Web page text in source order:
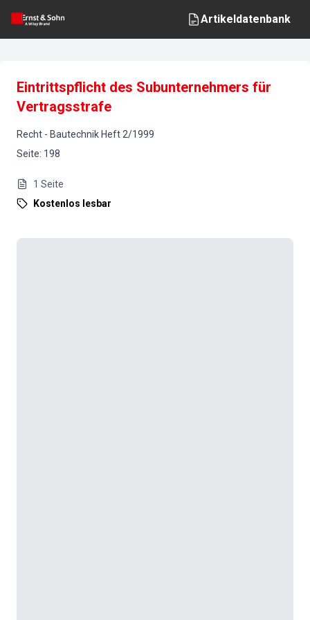
Artikeldatenbank
Eintrittspflicht des Subunternehmers für
Vertragsstrafe
Recht - Bautechnik Heft 2/1999
Seite: 198
1 Seite
Kostenlos lesbar